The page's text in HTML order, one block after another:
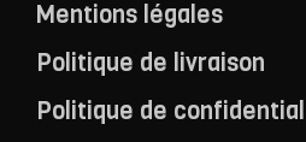
Mentions légales
Politique de livraison
Politique de